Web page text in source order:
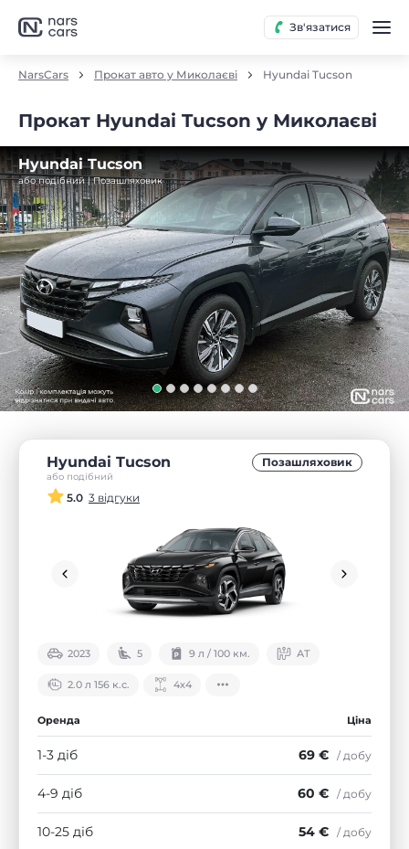
Зв'язатися
NarsCars Прокат авто у Миколаєві Hyundai Tucson
Прокат Hyundai Tucson у Миколаєві
Hyundai Tucson
або подібний | Позашляховик
Hyundai Tucson
або подібний
Позашляховик
5.0 3 відгуки
2023 5 9 л / 100 км. АТ
2.0 л 156 к.с. 4х4
Оренда Ціна
1-3 діб 69 € / добу
4-9 діб 60 € / добу
10-25 діб 54 € / добу